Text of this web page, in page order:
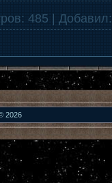
485 Добавил:
2026